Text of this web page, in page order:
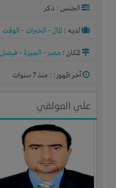
الجنس : ذكر
لديـه : المال - الخبرات - الوقت
المكان : مصر- الجيزة - فيصل
آخر ظهور: : منذ 7 سنوات
علي العولقي